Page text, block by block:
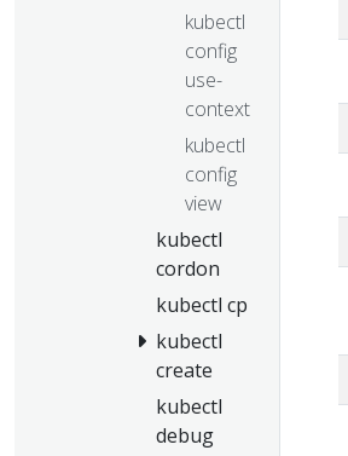
kubectl
config
use-
context
kubectl
config
view
kubectl
cordon
kubectl cp
kubectl
create
kubectl
debug